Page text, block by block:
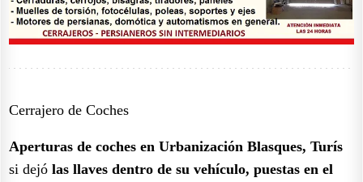
Cerrajero de Coches
Aperturas de coches en Urbanización Blasques, Turís
si dejó las llaves dentro de su vehículo, puestas en el